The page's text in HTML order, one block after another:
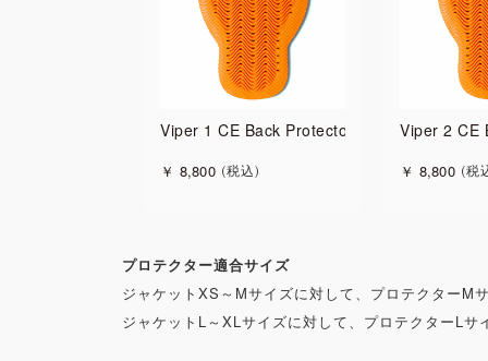
Viper 1 CE Back Protector
￥ 8,800 税込
Viper 2 CE
￥ 8,800 税
プロテクター適合サイズ
ジャケットXS～Mサイズに対して、プロテクターM
ジャケットL～XLサイズに対して、プロテクターLサ